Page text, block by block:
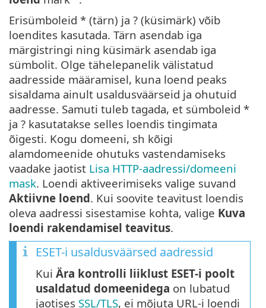
Erisümboleid * (tärn) ja ? (küsimärk) võib
loendites kasutada. Tärn asendab iga
märgistringi ning küsimärk asendab iga
sümbolit. Olge tähelepanelik välistatud
aadresside määramisel, kuna loend peaks
sisaldama ainult usaldusväärseid ja ohutuid
aadresse. Samuti tuleb tagada, et sümboleid *
ja ? kasutatakse selles loendis tingimata
õigesti. Kogu domeeni, sh kõigi
alamdomeenide ohutuks vastendamiseks
vaadake jaotist Lisa HTTP-aadressi/domeeni
mask. Loendi aktiveerimiseks valige suvand
Aktiivne loend. Kui soovite teavitust loendis
oleva aadressi sisestamise kohta, valige Kuva
loendi rakendamisel teavitus.
ESET-i usaldusväärsed aadressid
Kui Ära kontrolli liiklust ESET-i poolt
usaldatud domeenidega on lubatud
jaotises SSL/TLS, ei mõjuta URL-i loendi